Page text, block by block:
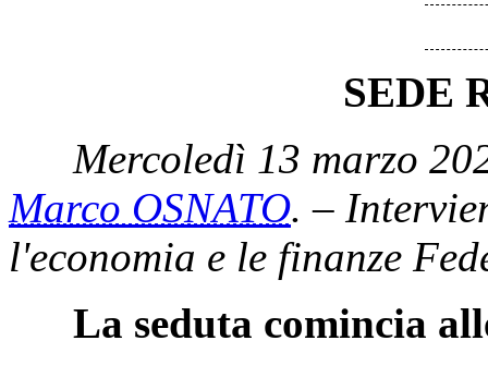
SEDE
Mercoledì 13 marzo
Marco OSNATO. –
l'economia e le finanze
La seduta comincia